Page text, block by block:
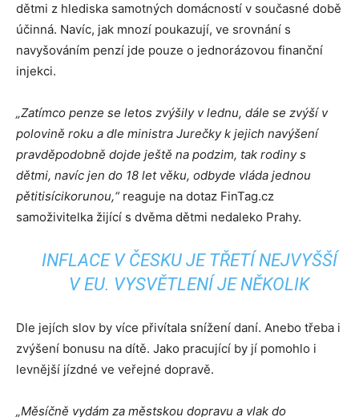
dětmi z hlediska samotných domácností v současné době
účinná. Navíc, jak mnozí poukazují, ve srovnání s
navyšováním penzí jde pouze o jednorázovou finanční
injekci.
„Zatímco penze se letos zvýšily v lednu, dále se zvýší v
polovině roku a dle ministra Jurečky k jejich navýšení
pravděpodobně dojde ještě na podzim, tak rodiny s
dětmi, navíc jen do 18 let věku, odbyde vláda jednou
pětitisícikorunou,“reaguje na dotaz FinTag.cz
samoživitelka žijící s dvěma dětmi nedaleko Prahy.
INFLACE V ČESKU JE TŘETÍ NEJVYŠŠÍ
V EU. VYSVĚTLENÍ JE NĚKOLIK
Dle jejích slov by více přivítala snížení daní. Anebo třeba i
zvýšení bonusu na dítě. Jako pracující by jí pomohlo i
levnější jízdné ve veřejné dopravě.
„Měsíčně vydám za městskou dopravu a vlak do